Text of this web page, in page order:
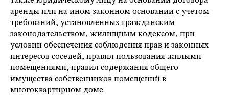
аренды или на ином законном основании с учетом
требований, установленных гражданским
законодательством, жилищным кодексом, при
условии обеспечения соблюдения прав и законных
интересов соседей, правил пользования жилыми
помещениями, правил содержания общего
имущества собственников помещений в
многоквартирном доме.